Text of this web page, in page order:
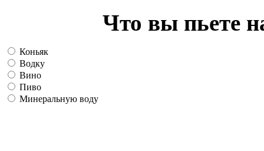
Что вы пьете
Коньяк
Водку
Вино
Пиво
Минеральную воду